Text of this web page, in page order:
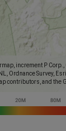
increment P Corp.,
Ordnance Survey,
contributors, and the